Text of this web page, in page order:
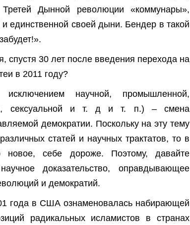
Дынной революции «коммунары»,
единственной своей дыни. Бендер в такой
спустя 30 лет после введения перехода на
в 2011 году?
научной, промышленной,
сексуальной и т. д и т. п.) – смена
демократии. Поскольку на эту тему
статей и научных трактатов, то в
новое, себе дороже. Поэтому, давайте
доказательство, оправдывающее
и демократий.
года в США ознаменовалась набирающей
радикальных исламистов в странах